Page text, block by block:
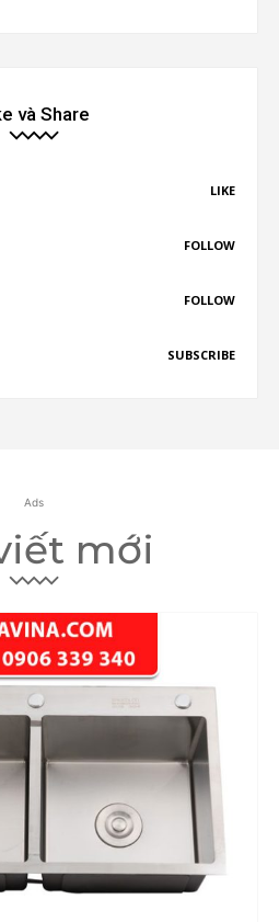
và Share
LIKE
FOLLOW
FOLLOW
SUBSCRIBE
Ads
mới